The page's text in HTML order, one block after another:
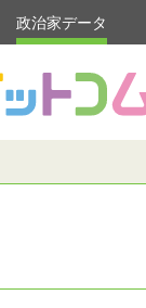
政治家データ